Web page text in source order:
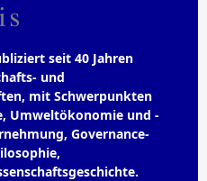
seit 40 Jahren
und
mit Schwerpunkten
Umweltökonomie und -
Governance-